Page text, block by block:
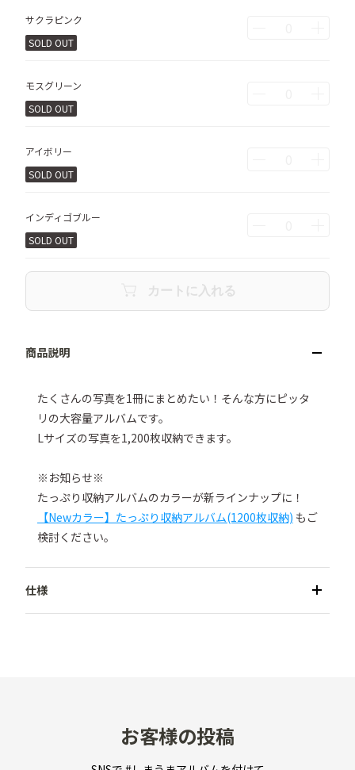
サクラピンク
SOLD OUT
モスグリーン
SOLD OUT
アイボリー
SOLD OUT
インディゴブルー
SOLD OUT
カートに入れる
たくさんの写真を1冊にまとめたい！そんな方にピッタ
リの大容量アルバムです。
Lサイズの写真を1,200枚収納できます。
※お知らせ※
たっぷり収納アルバムのカラーが新ラインナップに！
【Newカラー】たっぷり収納アルバム(1200枚収納) もご
検討ください。
●収納方式／ポケット式
●本体サイズ／W390×H345×D100mm
お客様の投稿